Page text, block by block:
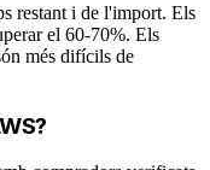
restant i de l'import. Els
el 60-70%. Els
més difícils de